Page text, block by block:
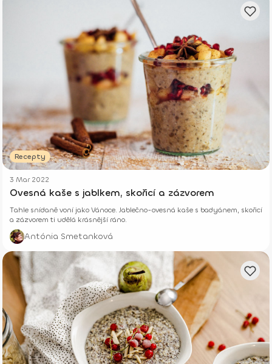
Recepty
3 Mar 2022
Ovesná kaše s jablkem, skořicí a zázvorem
Tahle snídaně voní jako Vánoce. Jablečno-ovesná kaše s badyánem, skořicí
a zázvorem ti udělá krásnější ráno.
Antónia Smetanková